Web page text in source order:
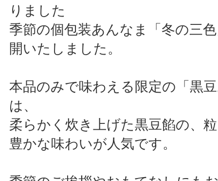
りました
季節の個包装あんなま「冬の三
開いたしました。
本品のみで味わえる限定の「黒
は、
柔らかく炊き上げた黒豆餡の、
豊かな味わいが人気です。